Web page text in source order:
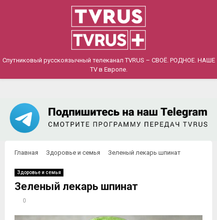
MENU
Спутниковый русскоязычный телеканал TVRUS – СВОЁ. РОДНОЕ. НАШЕ
TV в Европе.
Главная Здоровье и семья Зеленый лекарь шпинат
Здоровье и семья
Зеленый лекарь шпинат
0